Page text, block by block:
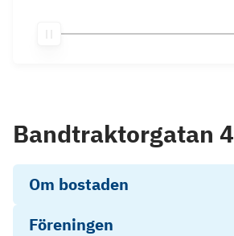
Bandtraktorgatan 4
Om bostaden
Föreningen